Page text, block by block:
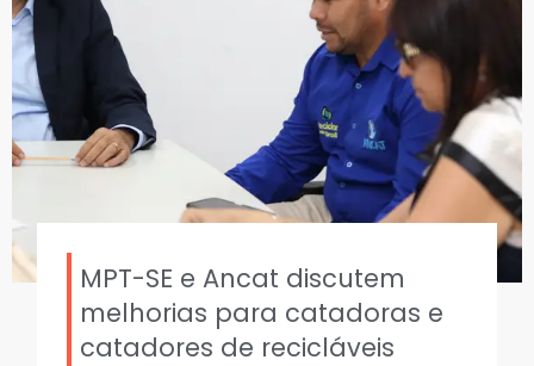
MPT-SE e Ancat discutem
melhorias para catadoras e
catadores de recicláveis